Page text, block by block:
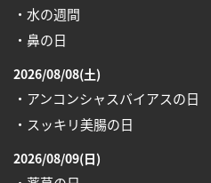
・水の週間
・鼻の日
2026/08/08(土)
・アンコンシャスバイアスの日
・スッキリ美腸の日
2026/08/09(日)